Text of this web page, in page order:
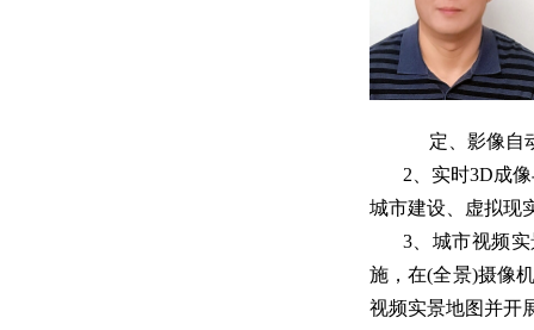
定、影像自
2、实时3D成
城市建设、虚拟现
3、城市视频
施，在(全景)摄像
视频实景地图并开